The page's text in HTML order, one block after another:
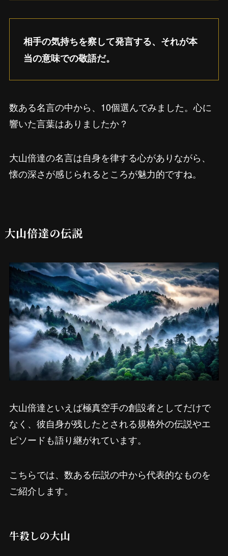
相手の気持ちを察して発言する、それが本
当の意味での敬語だ。
数ある名言の中から、10個選んでみました。心に
響いた言葉はありましたか？
大山倍達の名言は自身を律する心がありながら、
懐の深さが感じられるところが魅力的ですね。
大山倍達の伝説
大山倍達といえば極真空手の創設者としてだけで
なく、彼自身が残したとされる規格外の伝説やエ
ピソードも語り継がれています。
こちらでは、数ある伝説の中から代表的なものを
ご紹介します。
牛殺しの大山